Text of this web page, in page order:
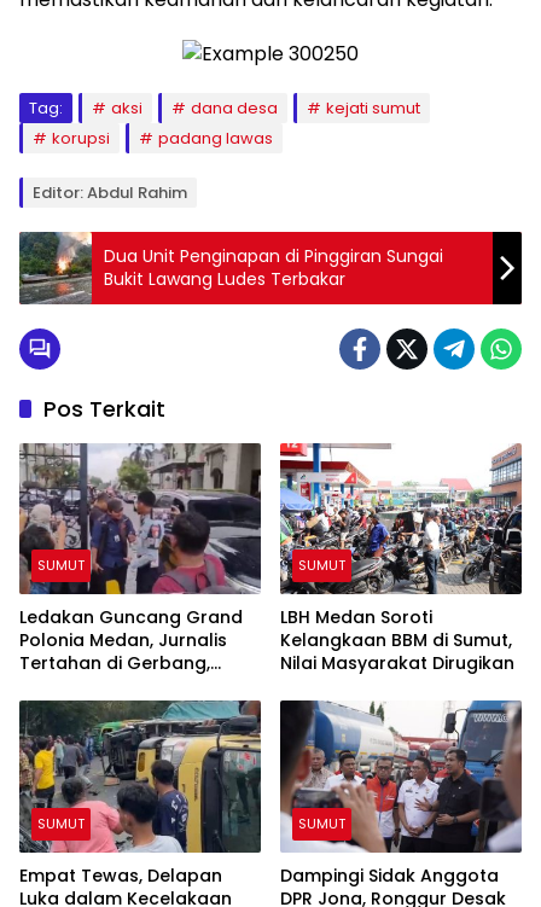
Tag: aksi dana desa
kejati sumut
korupsi
padang lawas
Editor: Abdul Rahim
Dua Unit Penginapan di Pinggiran Sungai
Bukit Lawang Ludes Terbakar
Pos Terkait
SUMUT
Ledakan Guncang Grand
Polonia Medan, Jurnalis
Tertahan di Gerbang,
Masuk Lokasi
SUMUT
LBH Medan Soroti
Kelangkaan BBM di Sumut,
Nilai Masyarakat Dirugikan
SUMUT
Empat Tewas, Delapan
Luka dalam Kecelakaan
SUMUT
Dampingi Sidak Anggota
DPR Jona, Ronggur Desak